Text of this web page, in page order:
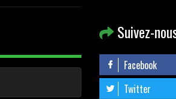
Suivez-
Facebook
Twitter